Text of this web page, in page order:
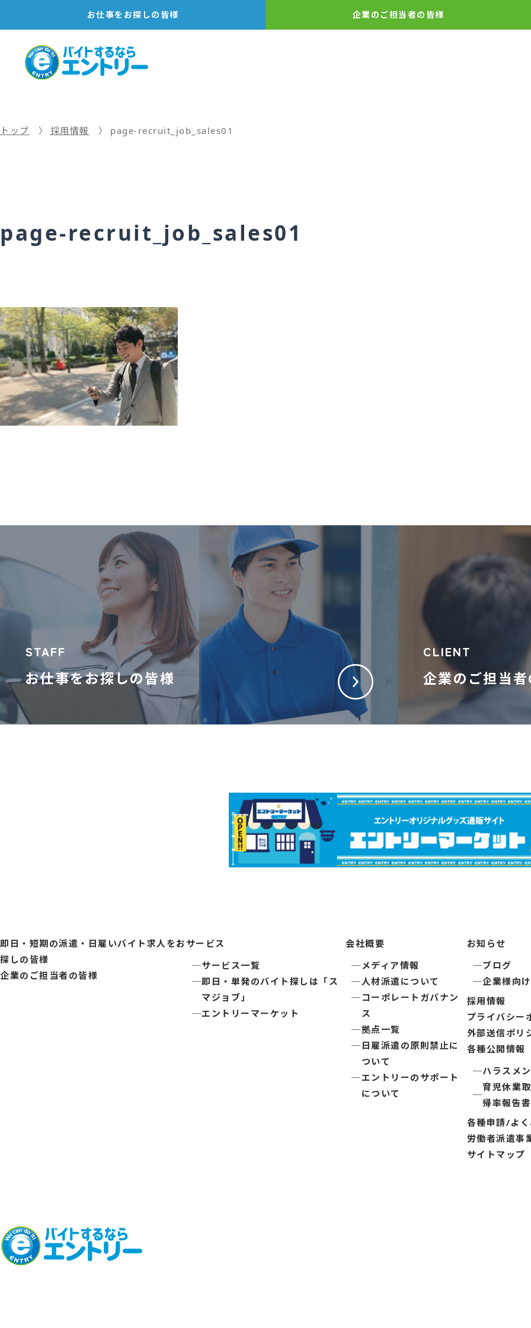
お仕事を お探しの皆様 企業の ご担当者の皆様
トップ 採用情報 page-recruit_job_sales01
page-recruit_job_sales01
お仕事をお探しの皆様
STAFF
企業のご担当
CLIENT
即日・短期の派遣・日雇いバイト求人をお
探しの皆様
企業のご担当者の皆様
サービス
サービス一覧
即日・単発のバイト探しは「ス
マジョブ」
エントリーマーケット
会社概要
メディア情報
人材派遣について
コーポレートガバナン
ス
拠点一覧
日雇派遣の原則禁止に
ついて
エントリーのサポート
について
お知らせ
ブログ
企業様向
採用情報
プライバシー
外部送信ポリ
各種公開情報
ハラスメ
育児休業
帰率報告書
各種申請/よ
労働者派遣事
サイトマップ